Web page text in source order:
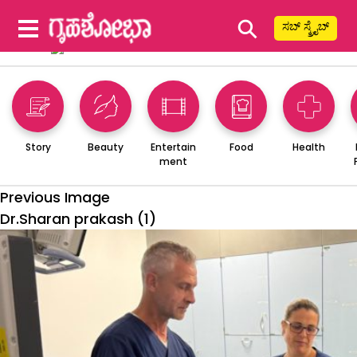
⚲ ಸಬ್ ಸ್ಕ್ರೈಬ್
Story Beauty
Entertain
ment
Food Health
Previous Image
Dr.Sharan prakash (1)